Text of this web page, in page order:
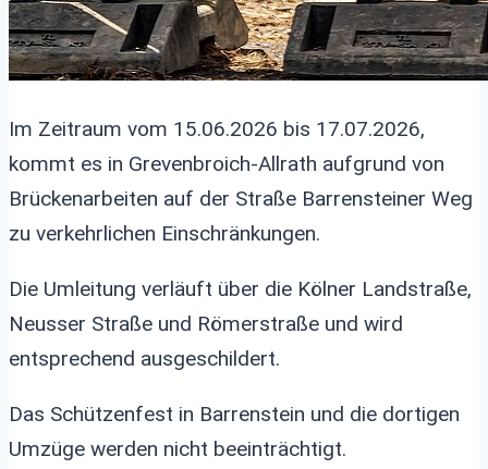
Im Zeitraum vom 15.06.2026 bis 17.07.2026,
kommt es in Grevenbroich-Allrath aufgrund von
Brückenarbeiten auf der Straße Barrensteiner Weg
zu verkehrlichen Einschränkungen.
Die Umleitung verläuft über die Kölner Landstraße,
Neusser Straße und Römerstraße und wird
entsprechend ausgeschildert.
Das Schützenfest in Barrenstein und die dortigen
Umzüge werden nicht beeinträchtigt.